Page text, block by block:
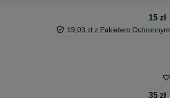
15 zł
19,03 zł z Pakietem Ochronnym
35 zł